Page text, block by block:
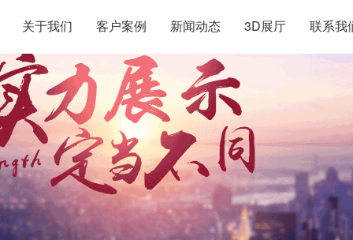
关于我们 客户案例 新闻动态 3D展厅 联系我